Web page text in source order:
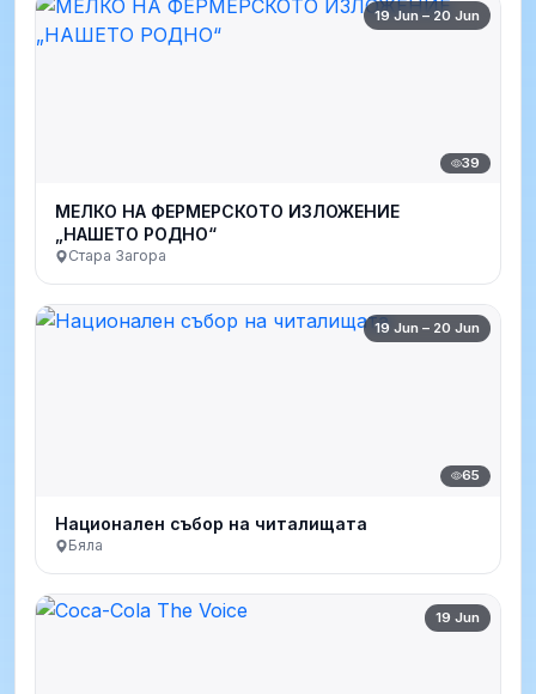
19 Jun – 20 Jun
39
МЕЛКО НА ФЕРМЕРСКОТО ИЗЛОЖЕНИЕ
„НАШЕТО РОДНО“
Стара Загора
19 Jun – 20 Jun
65
Национален събор на читалищата
Бяла
19 Jun